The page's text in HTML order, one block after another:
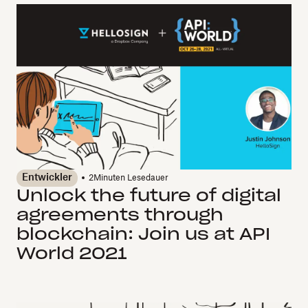
Entwickler 2Minuten Lesedauer
Unlock the future of digital
agreements through
blockchain: Join us at API
World 2021